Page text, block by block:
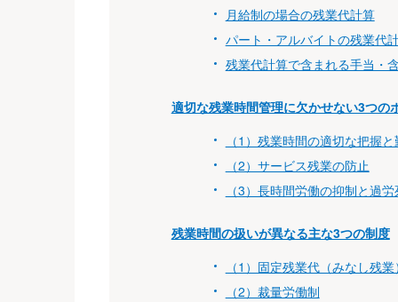
月給制の場合の残業代計算
パート・アルバイトの残業代
残業代計算で含まれる手当・
適切な残業時間管理に欠かせない3つの
（1）残業時間の適切な把握
（2）サービス残業の防止
（3）長時間労働の抑制と過
残業時間の扱いが異なる主な3つの制度
（1）固定残業代（みなし残業
（2）裁量労働制